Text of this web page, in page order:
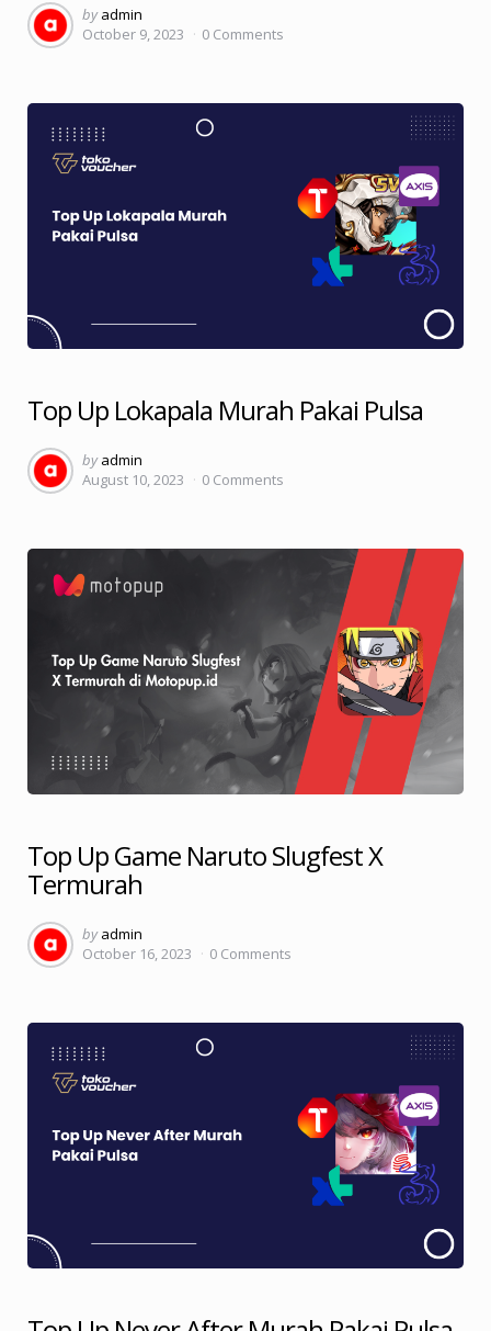
Posted
by
by admin
October 9, 2023
0 Comments
Top Up Lokapala Murah Pakai Pulsa
Posted
by
by admin
August 10, 2023
0 Comments
Top Up Game Naruto Slugfest X
Termurah
Posted
by
by admin
October 16, 2023
0 Comments